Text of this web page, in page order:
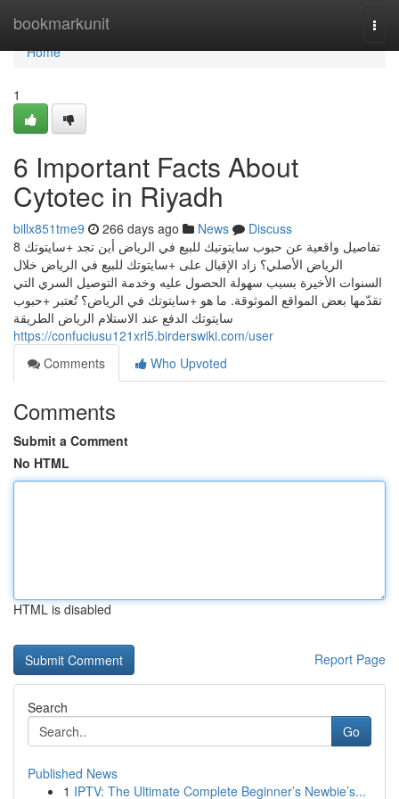
bookmarkunit
Home
Home
1
6 Important Facts About
Cytotec in Riyadh
billx851tme9 266 days ago News
Discuss
8 تفاصيل واقعية عن حبوب سايتوتيك للبيع في الرياض أين تجد +سايتوتك
الرياض الأصلي؟ زاد الإقبال على +سايتوتك للبيع في الرياض خلال
السنوات الأخيرة بسبب سهولة الحصول عليه وخدمة التوصيل السري التي
تقدّمها بعض المواقع الموثوقة. ما هو +سايتوتك في الرياض؟ تُعتبر +حبوب
سايتوتك الدفع عند الاستلام الرياض الطريقة
https://confuciusu121xrl5.birderswiki.com/user
Comments
Who Upvoted
Comments
Submit a Comment
No HTML
HTML is disabled
Report Page
Search
Go
Published News
1 IPTV: The Ultimate Complete Beginner’s Newbie’s...